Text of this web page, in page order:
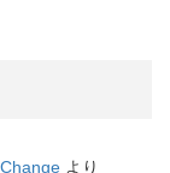
より